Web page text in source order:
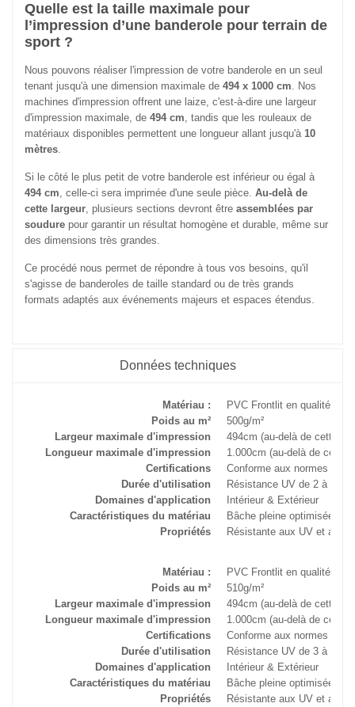
Quelle est la taille maximale pour
l’impression d’une banderole pour terrain de
sport ?
Nous pouvons réaliser l'impression de votre banderole en un seul
tenant jusqu'à une dimension maximale de 494 x 1000 cm. Nos
machines d'impression offrent une laize, c'est-à-dire une largeur
d'impression maximale, de 494 cm, tandis que les rouleaux de
matériaux disponibles permettent une longueur allant jusqu'à 10
mètres.
Si le côté le plus petit de votre banderole est inférieur ou égal à
494 cm, celle-ci sera imprimée d'une seule pièce. Au-delà de
cette largeur, plusieurs sections devront être assemblées par
soudure pour garantir un résultat homogène et durable, même sur
des dimensions très grandes.
Ce procédé nous permet de répondre à tous vos besoins, qu'il
s'agisse de banderoles de taille standard ou de très grands
formats adaptés aux événements majeurs et espaces étendus.
Données techniques
Matériau :
Poids au m²
Largeur maximale d'impression
Longueur maximale d'impression
Certifications
Durée d'utilisation
Domaines d'application
Caractéristiques du matériau
Propriétés
PVC Frontlit en qualité
500g/m²
494cm (au-delà de cette
1.000cm (au-delà de cette
Conforme aux normes B1
Résistance UV de 2 à 3 ans
Intérieur & Extérieur
Bâche pleine optimisée
Résistante aux UV et aux
Matériau :
Poids au m²
Largeur maximale d'impression
Longueur maximale d'impression
Certifications
Durée d'utilisation
Domaines d'application
Caractéristiques du matériau
Propriétés
PVC Frontlit en qualité
510g/m²
494cm (au-delà de cette
1.000cm (au-delà de cette
Conforme aux normes B1
Résistance UV de 3 à 5 ans
Intérieur & Extérieur
Bâche pleine optimisée
Résistante aux UV et aux